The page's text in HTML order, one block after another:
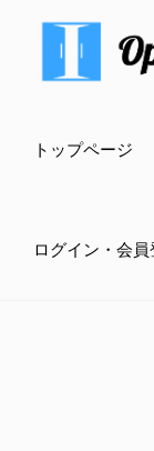
トップページ
ログイン・会